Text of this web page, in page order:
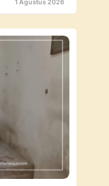
1 Agustus 2026